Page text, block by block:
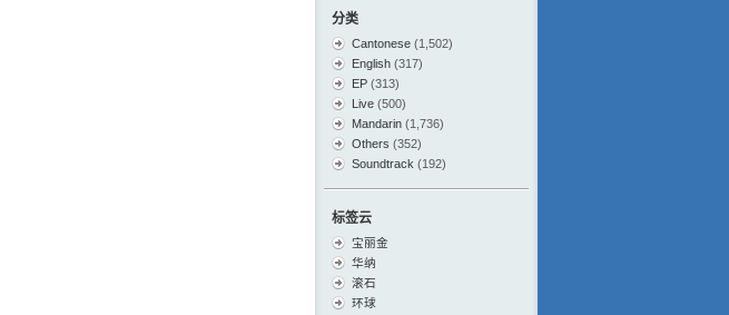
分类
Cantonese (1,502)
English (317)
EP (313)
Live (500)
Mandarin (1,736)
Others (352)
Soundtrack (192)
标签云
宝丽金
华纳
滚石
环球